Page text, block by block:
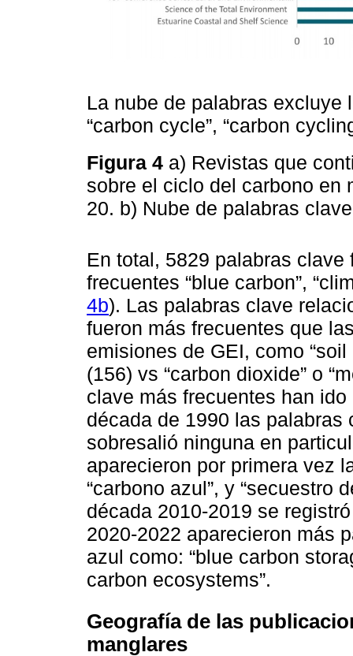
La nube de palabras excluye
“carbon cycle”, “carbon
Figura 4 a) Revistas que
sobre el ciclo del carbono en
20. b) Nube de palabras
En total, 5829 palabras
frecuentes “blue carbon”,
4b). Las palabras clave
fueron más frecuentes que
emisiones de GEI, como “soil
(156) vs “carbon dioxide” o
clave más frecuentes han
década de 1990 las
sobresalió ninguna en
aparecieron por primera vez
“carbono azul”, y “secuestro
década 2010-2019 se
2020-2022 aparecieron más
azul como: “blue carbon
carbon ecosystems”.
Geografía de las
manglares